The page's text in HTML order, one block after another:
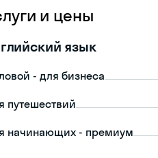
и цены
язык
- для бизнеса
путешествий
начинающих - премиум